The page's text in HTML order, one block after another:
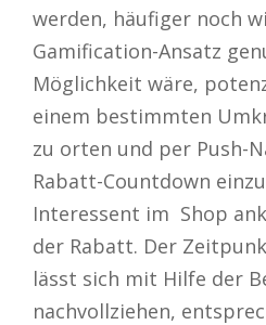
werden, häufiger noch
Gamification-Ansatz
Möglichkeit wäre,
einem bestimmten
zu orten und per Push-
Rabatt-Countdown
Interessent im Shop
der Rabatt. Der
lässt sich mit Hilfe der
nachvollziehen,